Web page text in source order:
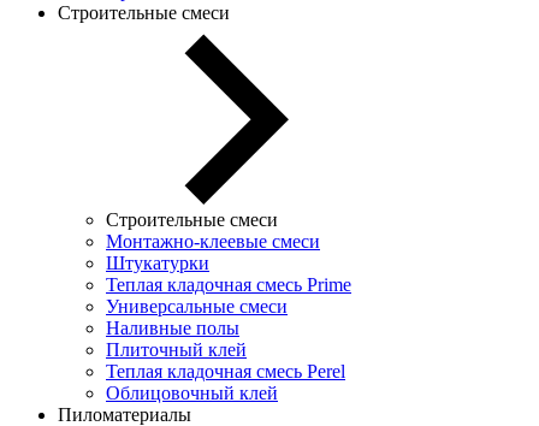
Строительные смеси
Строительные смеси
Монтажно-клеевые смеси
Штукатурки
Теплая кладочная смесь Prime
Универсальные смеси
Наливные полы
Плиточный клей
Теплая кладочная смесь Perel
Облицовочный клей
Пиломатериалы